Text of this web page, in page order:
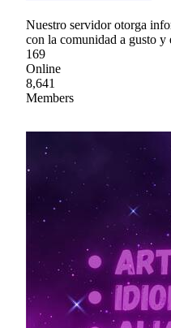
Nuestro servidor otorga
con la comunidad a gusto y
169
Online
8,641
Members